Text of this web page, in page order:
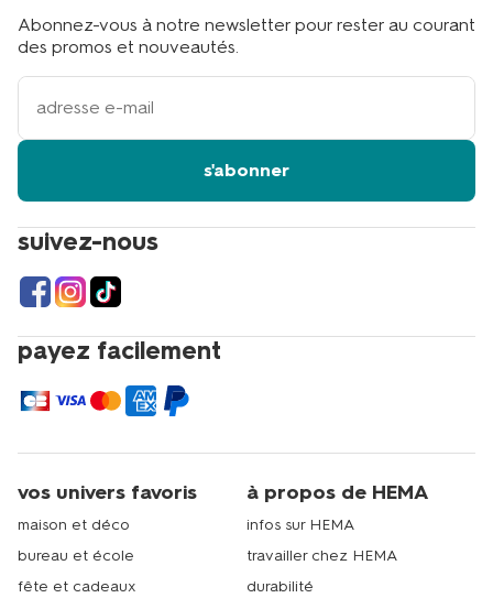
suivez-nous
payez facilement
Abonnez-vous à notre newsletter pour rester au courant
des promos et nouveautés.
votre
adresse
s'abonner
vos univers favoris
maison et déco
bureau et école
fête et cadeaux
à propos de HEMA
infos sur HEMA
travailler chez HEMA
durabilité